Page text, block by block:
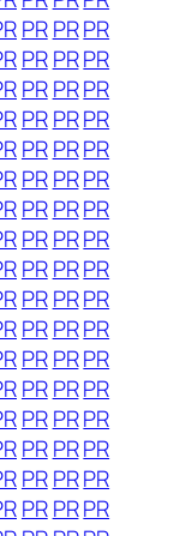
PR PRPR
PR PRPR
PR PRPR
PR PRPR
PR PRPR
PR PRPR
PR PRPR
PR PRPR
PR PRPR
PR PRPR
PR PRPR
PR PRPR
PR PRPR
PR PRPR
PR PRPR
PR PRPR
PR PRPR